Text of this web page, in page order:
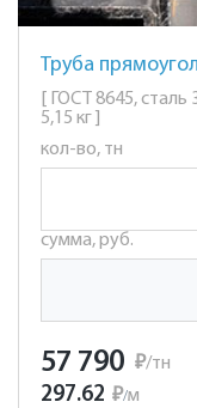
Труба
[ ГОСТ 8645,
5,15 кг ]
кол-во, тн
сумма, руб.
57 790 ₽/тн
297.62 ₽/м